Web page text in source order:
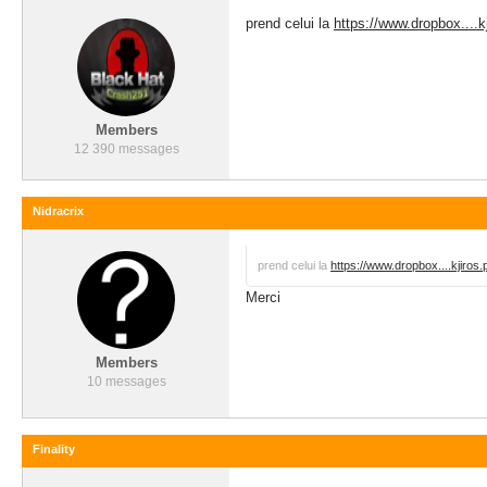
Members
12 390 messages
prend celui la https://
Nidracrix
Members
10 messages
prend celui la https://
Merci
Finality